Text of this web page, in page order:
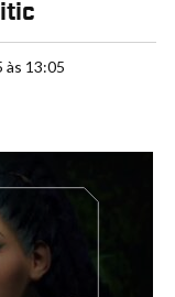
às 13:05